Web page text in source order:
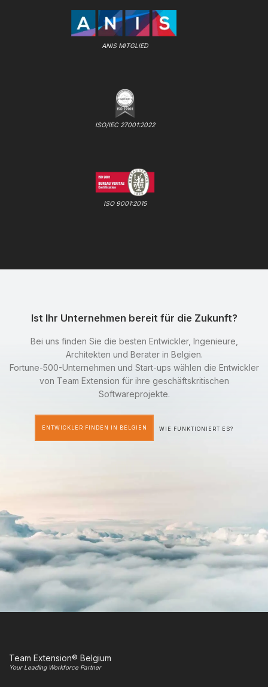
ANIS MITGLIED
ISO/IEC 27001:2022
ISO 9001:2015
Ist Ihr Unternehmen bereit für die Zukunft?
Bei uns finden Sie die besten Entwickler, Ingenieure,
Architekten und Berater in Belgien.
Fortune-500-Unternehmen und Start-ups wählen die Entwickler
von Team Extension für ihre geschäftskritischen
Softwareprojekte.
ENTWICKLER FINDEN IN BELGIEN WIE FUNKTIONIERT ES?
Team Extension® Belgium
Your Leading Workforce Partner